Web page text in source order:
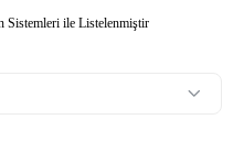
Sistemleri ile Listelenmiştir